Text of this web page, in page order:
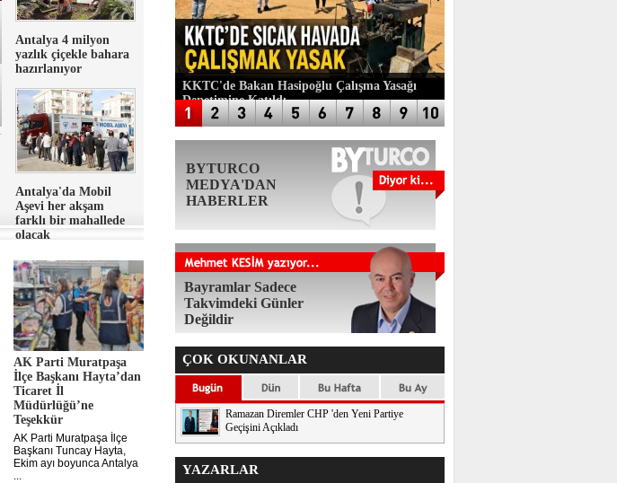
Antalya 4 milyon
yazlık çiçekle bahara
hazırlanıyor
Antalya'da Mobil
Aşevi her akşam
farklı bir mahallede
olacak
AK Parti Muratpaşa
İlçe Başkanı Hayta’dan
Ticaret İl
Müdürlüğü’ne
Teşekkür
AK Parti Muratpaşa İlçe
Başkanı Tuncay Hayta,
Ekim ayı boyunca Antalya
...
KKTC'de Bakan Hasipoğlu Çalışma Yasağı
Denetimine Katıldı
BYTURCO
MEDYA'DAN
HABERLER
Bayramlar Sadece
Takvimdeki Günler
Değildir
ÇOK OKUNANLAR
Ramazan Diremler CHP 'den Yeni Partiye
Geçişini Açıkladı
YAZARLAR